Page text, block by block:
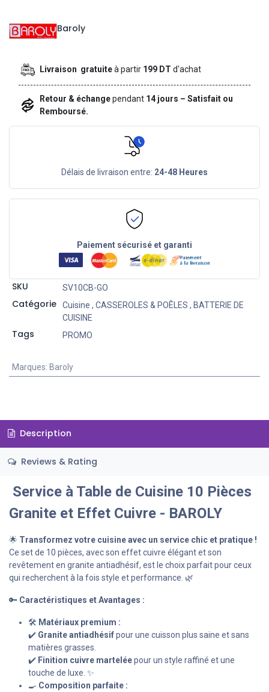
Baroly
Livraison gratuiteà partir 199 DTd'achat
Retour & échangependant 14 jours – Satisfait ou
Remboursé.
Délais de livraison entre: 24-48 Heures
Paiement sécurisé et garanti
SKU SV10CB-GO
Catégorie Cuisine , CASSEROLES & POÊLES , BATTERIE DE
CUISINE
Tags PROMO
Marques: Baroly
Description
Reviews & Rating
Service à Table de Cuisine 10 Pièces
Granite et Effet Cuivre - BAROLY
🌟 Transformez votre cuisine avec un service chic et pratique !
Ce set de 10 pièces, avec son effet cuivre élégant et son
revêtement en granite antiadhésif, est le choix parfait pour ceux
qui recherchent à la fois style et performance. 🌿
🔑 Caractéristiques et Avantages :
🛠️ Matériaux premium :
✔️ Granite antiadhésifpour une cuisson plus saine et sans
matières grasses.
✔️ Finition cuivre marteléepour un style raffiné et une
touche de luxe. ✨
🍳 Composition parfaite :